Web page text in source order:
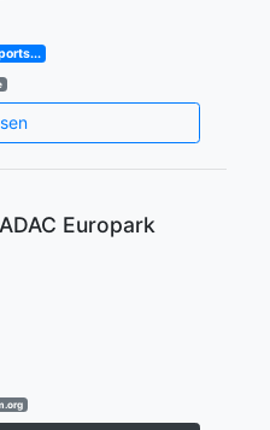
Europark